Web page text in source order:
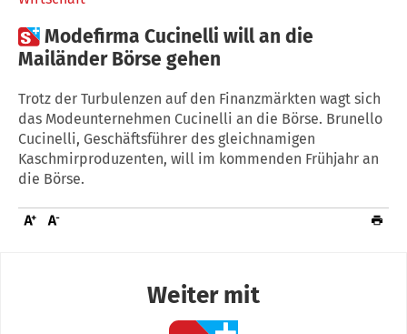
Modefirma Cucinelli will an die
Mailänder Börse gehen
Trotz der Turbulenzen auf den Finanzmärkten wagt sich
das Modeunternehmen Cucinelli an die Börse. Brunello
Cucinelli, Geschäftsführer des gleichnamigen
Kaschmirproduzenten, will im kommenden Frühjahr an
die Börse.